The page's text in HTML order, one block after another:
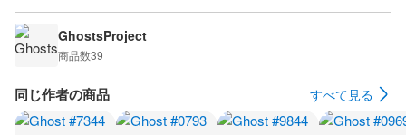
GhostsProject
商品数39
同じ作者の商品 すべて見る